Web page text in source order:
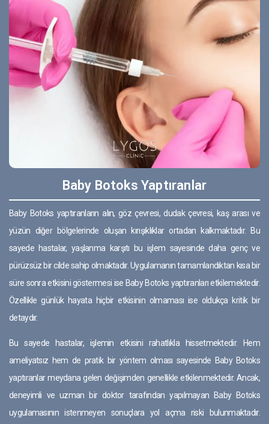
Baby Botoks Yaptıranlar
Baby Botoks yaptıranların alın, göz çevresi, dudak çevresi, kaş arası ve
yüzün diğer bölgelerinde oluşan kırışıklıklar ortadan kalkmaktadır. Bu
sayede hastalar, yaşlanma karşıtı bu işlem sayesinde daha genç ve
pürüzsüz bir cilde sahip olmaktadır. Uygulamanın tamamlandıktan kısa bir
süre sonra etkisini göstermesi ise Baby Botoks yaptıranları etkilemektedir.
Özellikle günlük hayata hiçbir etkisinin olmaması ise oldukça kritik bir
detaydır.
Bu sayede hastalar, işlemin etkisini rahatlıkla hissetmektedir. Hem
ameliyatsız hem de pratik bir yöntem olması sayesinde Baby Botoks
yaptıranlar meydana gelen değişimden genellikle etkilenmektedir. Ancak,
deneyimli ve uzman bir doktor tarafından yapılmayan Baby Botoks
uygulamasının istenmeyen sonuçlara yol açma riski bulunmaktadır.